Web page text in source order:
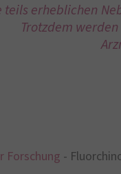
teils erheblichen
Trotzdem
Forschung -